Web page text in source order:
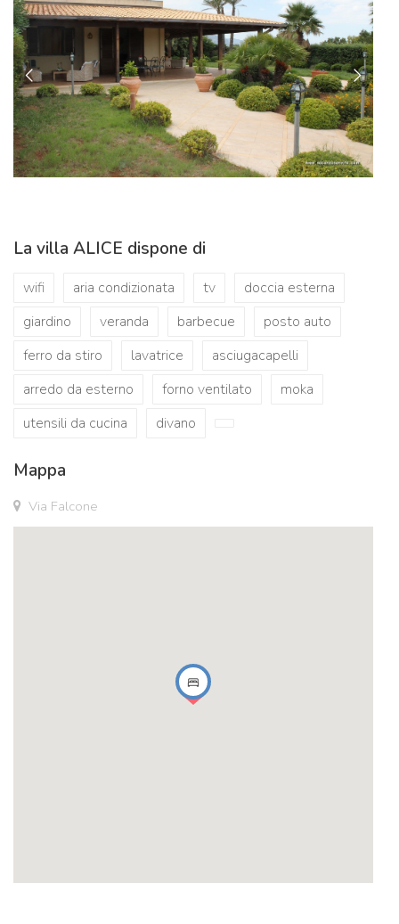
La villa ALICE dispone di
wifi aria condizionata tv
doccia esterna
giardino
veranda barbecue
posto auto
ferro da stiro
lavatrice
asciugacapelli
arredo da esterno
forno ventilato
moka
utensili da cucina
divano
Mappa
Via Falcone